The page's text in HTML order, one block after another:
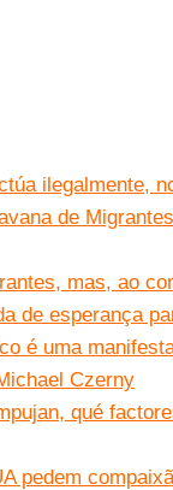
ilegalmente,
de
mas, ao
de esperança
é uma
Czerny
qué
pedem